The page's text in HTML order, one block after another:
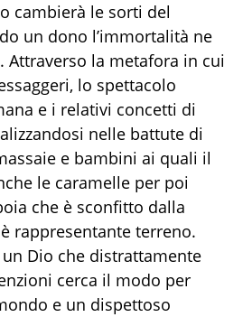
cambierà le sorti del
un dono l’immortalità ne
la metafora in cui
lo spettacolo
e i relativi concetti di
nelle battute di
e bambini ai quali il
le caramelle per poi
che è sconfitto dalla
rappresentante terreno.
Dio che distrattamente
cerca il modo per
e un dispettoso